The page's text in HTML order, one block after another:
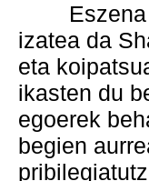
Eszena
izatea da
eta
ikasten du
egoerek
begien